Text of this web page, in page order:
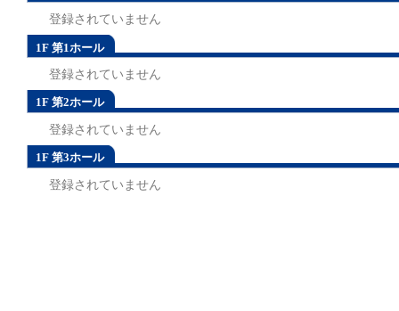
登録されていません
1F 第1ホール
登録されていません
1F 第2ホール
登録されていません
1F 第3ホール
登録されていません